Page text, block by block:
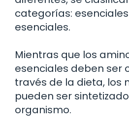
categorías:
esenciales.
Mientras que los
esenciales deben ser
través de la dieta, los
pueden ser
organismo.